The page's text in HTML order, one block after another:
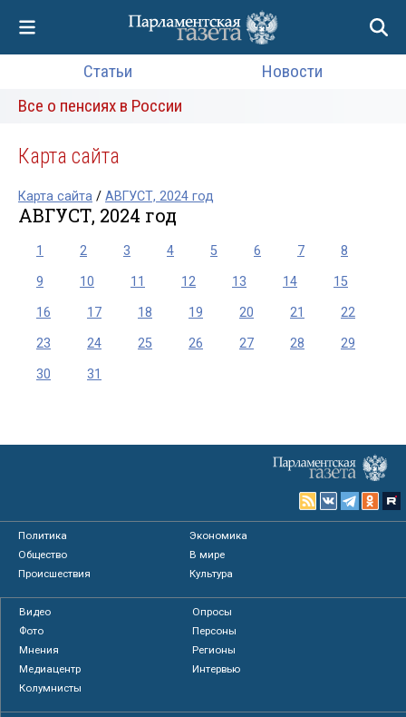
Статьи
Новости
Все о пенсиях в России
Карта сайта
Карта сайта / АВГУСТ, 2024 год
АВГУСТ, 2024 год
1 2 3 4 5 6 7
8
9
10 11 12 13 14
15
16
17 18 19 20 21
22
23
24 25 26 27 28
29
30
31
Политика
Экономика
Общество
В мире
Происшествия
Культура
Видео
Опросы
Фото
Персоны
Мнения
Регионы
Медиацентр
Интервью
Колумнисты